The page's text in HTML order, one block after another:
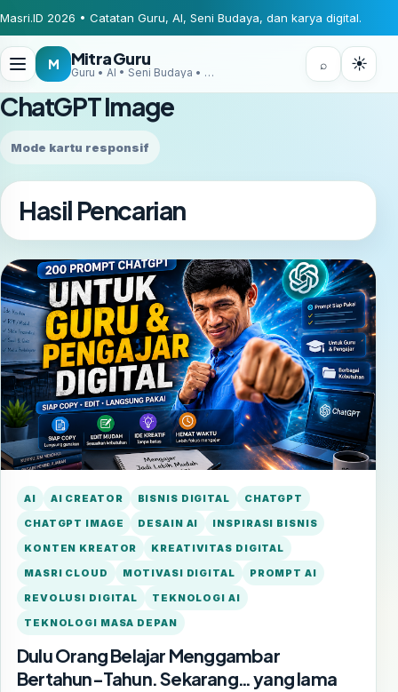
Masri.ID 2026 • Catatan Guru, AI, Seni Budaya, dan karya digital.
M Mitra Guru
Guru • AI • Seni Budaya • Digital Creator
⌕ ☀
ChatGPT Image
Mode kartu responsif
Hasil Pencarian
AI AI CREATOR BISNIS DIGITAL
CHATGPT
CHATGPT IMAGE
DESAIN AI
INSPIRASI BISNIS
KONTEN KREATOR
KREATIVITAS DIGITAL
MASRI CLOUD
MOTIVASI DIGITAL
PROMPT AI
REVOLUSI DIGITAL
TEKNOLOGI AI
TEKNOLOGI MASA DEPAN
Dulu Orang Belajar Menggambar
Bertahun-Tahun. Sekarang… yang lama